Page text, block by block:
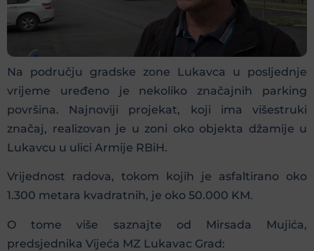
Na području gradske zone Lukavca u posljednje
vrijeme uređeno je nekoliko značajnih parking
površina. Najnoviji projekat, koji ima višestruki
značaj, realizovan je u zoni oko objekta džamije u
Lukavcu u ulici Armije RBiH.
Vrijednost radova, tokom kojih je asfaltirano oko
1.300 metara kvadratnih, je oko 50.000 KM.
O tome više saznajte od Mirsada Mujića,
predsjednika Vijeća MZ Lukavac Grad: